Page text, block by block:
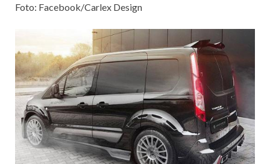
Foto: Facebook/Carlex Design